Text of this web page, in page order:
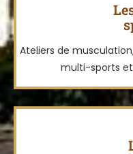
Ateliers de
multi-sports et